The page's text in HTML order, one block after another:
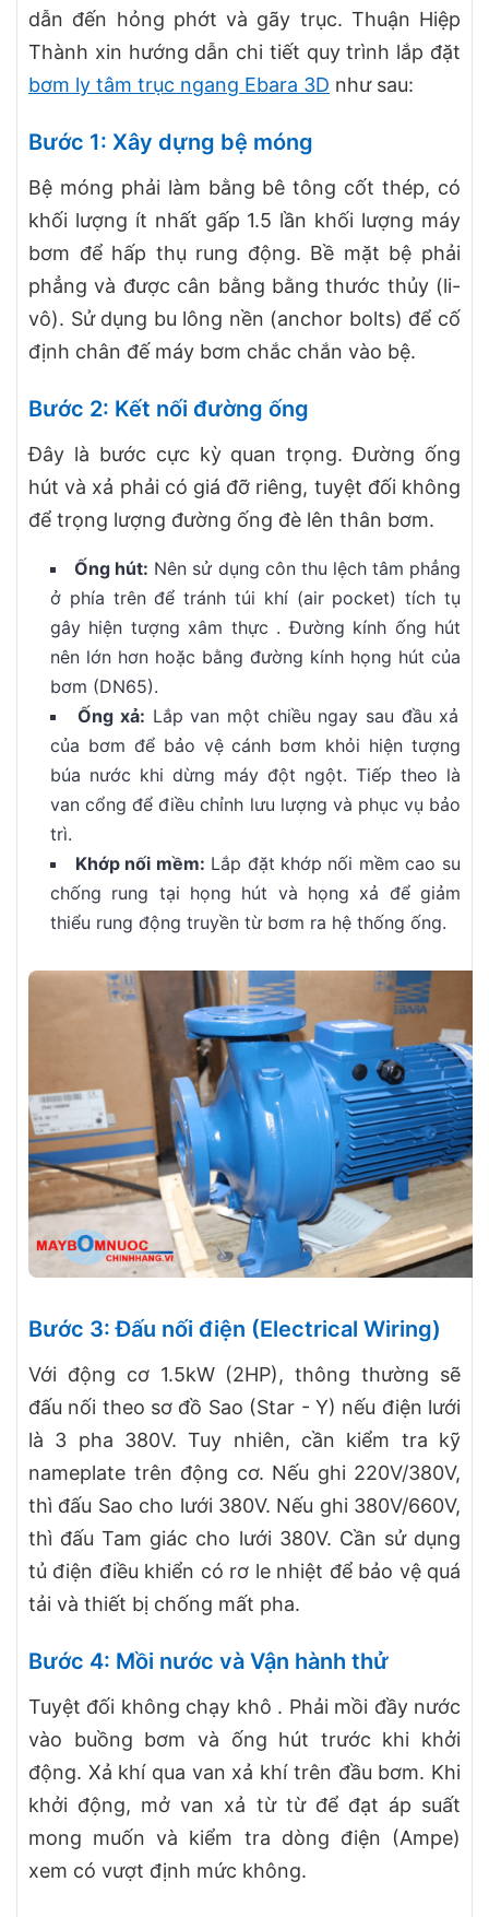
dẫn đến hỏng phớt và gãy trục. Thuận Hiệp
Thành xin hướng dẫn chi tiết quy trình lắp đặt
bơm ly tâm trục ngang Ebara 3D như sau:
Bước 1: Xây dựng bệ móng
Bệ móng phải làm bằng bê tông cốt thép, có
khối lượng ít nhất gấp 1.5 lần khối lượng máy
bơm để hấp thụ rung động. Bề mặt bệ phải
phẳng và được cân bằng bằng thước thủy (li-
vô). Sử dụng bu lông nền (anchor bolts) để cố
định chân đế máy bơm chắc chắn vào bệ.
Bước 2: Kết nối đường ống
Đây là bước cực kỳ quan trọng. Đường ống
hút và xả phải có giá đỡ riêng, tuyệt đối không
để trọng lượng đường ống đè lên thân bơm.
Ống hút: Nên sử dụng côn thu lệch tâm phẳng
ở phía trên để tránh túi khí (air pocket) tích tụ
gây hiện tượng xâm thực . Đường kính ống hút
nên lớn hơn hoặc bằng đường kính họng hút của
bơm (DN65).
Ống xả: Lắp van một chiều ngay sau đầu xả
của bơm để bảo vệ cánh bơm khỏi hiện tượng
búa nước khi dừng máy đột ngột. Tiếp theo là
van cổng để điều chỉnh lưu lượng và phục vụ bảo
trì.
Khớp nối mềm: Lắp đặt khớp nối mềm cao su
chống rung tại họng hút và họng xả để giảm
thiểu rung động truyền từ bơm ra hệ thống ống.
Bước 3: Đấu nối điện (Electrical Wiring)
Với động cơ 1.5kW (2HP), thông thường sẽ
đấu nối theo sơ đồ Sao (Star - Y) nếu điện lưới
là 3 pha 380V. Tuy nhiên, cần kiểm tra kỹ
nameplate trên động cơ. Nếu ghi 220V/380V,
thì đấu Sao cho lưới 380V. Nếu ghi 380V/660V,
thì đấu Tam giác cho lưới 380V. Cần sử dụng
tủ điện điều khiển có rơ le nhiệt để bảo vệ quá
tải và thiết bị chống mất pha.
Bước 4: Mồi nước và Vận hành thử
Tuyệt đối không chạy khô . Phải mồi đầy nước
vào buồng bơm và ống hút trước khi khởi
động. Xả khí qua van xả khí trên đầu bơm. Khi
khởi động, mở van xả từ từ để đạt áp suất
mong muốn và kiểm tra dòng điện (Ampe)
xem có vượt định mức không.